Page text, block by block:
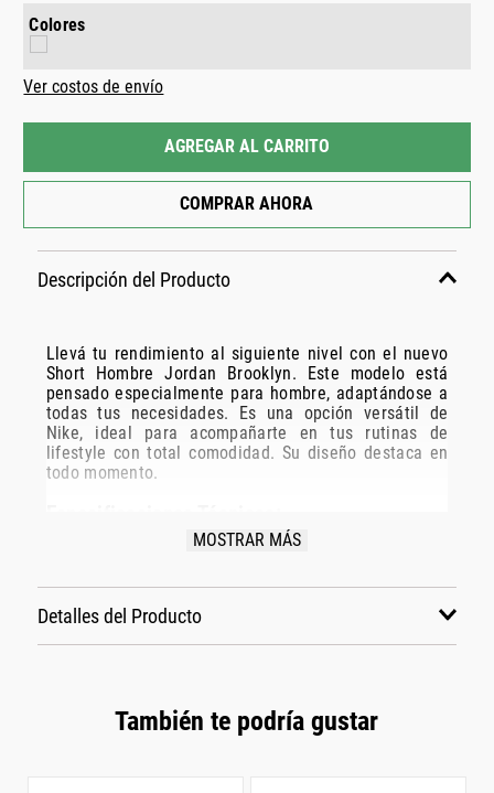
Colores
Ver costos de envío
AGREGAR AL CARRITO
COMPRAR AHORA
Descripción del Producto
Llevá tu rendimiento al siguiente nivel con el nuevo
Short Hombre Jordan Brooklyn. Este modelo está
pensado especialmente para hombre, adaptándose a
todas tus necesidades. Es una opción versátil de
Nike, ideal para acompañarte en tus rutinas de
lifestyle con total comodidad. Su diseño destaca en
todo momento.
Grupo: indumentaria
MOSTRAR MÁS
Detalles del Producto
También te podría gustar